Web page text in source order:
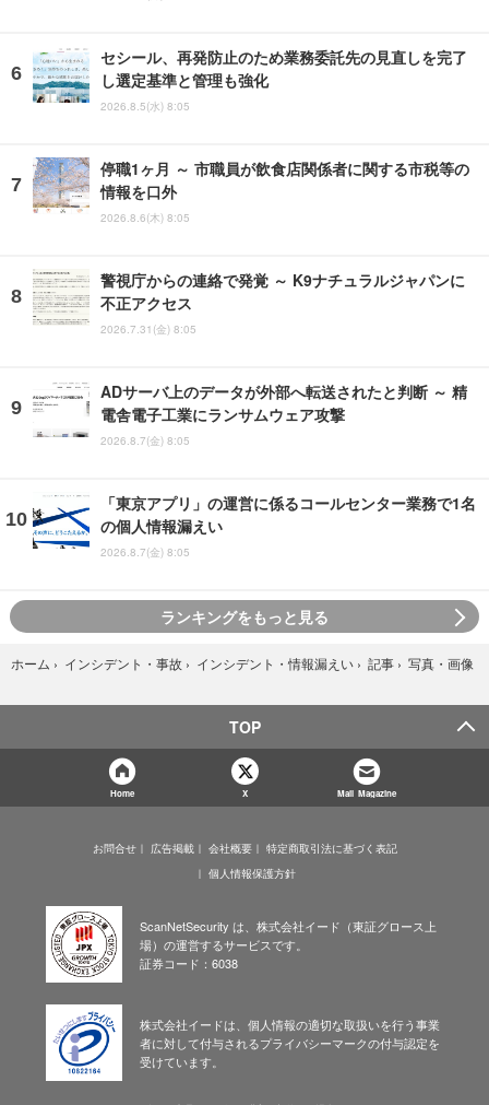
セシール、再発防止のため業務委託先の見直しを完了
し選定基準と管理も強化
2026.8.5(水) 8:05
停職1ヶ月 ～ 市職員が飲食店関係者に関する市税等の
情報を口外
2026.8.6(木) 8:05
警視庁からの連絡で発覚 ～ K9ナチュラルジャパンに
不正アクセス
2026.7.31(金) 8:05
ADサーバ上のデータが外部へ転送されたと判断 ～ 精
電舎電子工業にランサムウェア攻撃
2026.8.7(金) 8:05
「東京アプリ」の運営に係るコールセンター業務で1名
の個人情報漏えい
2026.8.7(金) 8:05
ランキングをもっと見る
ホーム › インシデント・事故 › インシデント・情報漏えい › 記事 › 写真・画像
TOP
Home X Mail Magazine
お問合せ 広告掲載 会社概要
特定商取引法に基づく表記
個人情報保護方針
ScanNetSecurity は、株式会社イード（東証グロース上
場）の運営するサービスです。
証券コード：6038
株式会社イードは、個人情報の適切な取扱いを行う事業
者に対して付与されるプライバシーマークの付与認定を
受けています。